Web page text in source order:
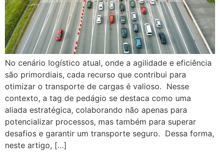
No cenário logístico atual, onde a agilidade e eficiência
são primordiais, cada recurso que contribui para
otimizar o transporte de cargas é valioso. Nesse
contexto, a tag de pedágio se destaca como uma
aliada estratégica, colaborando não apenas para
potencializar processos, mas também para superar
desafios e garantir um transporte seguro. Dessa forma,
neste artigo, […]